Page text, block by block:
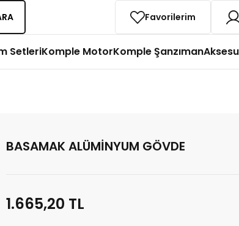
Favorilerim
SetleriKomple MotorKomple Şanzıman
BASAMAK ALÜMİNYUM GÖVDE
1.665,20 TL